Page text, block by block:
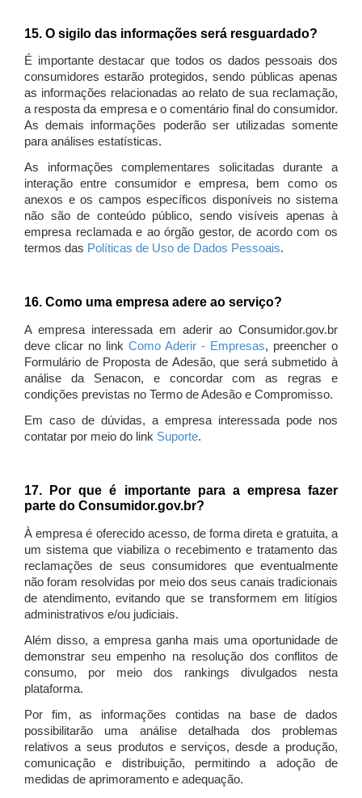
15. O sigilo das informações será resguardado?
É importante destacar que todos os dados pessoais dos
consumidores estarão protegidos, sendo públicas apenas
as informações relacionadas ao relato de sua reclamação,
a resposta da empresa e o comentário final do consumidor.
As demais informações poderão ser utilizadas somente
para análises estatísticas.
As informações complementares solicitadas durante a
interação entre consumidor e empresa, bem como os
anexos e os campos específicos disponíveis no sistema
não são de conteúdo público, sendo visíveis apenas à
empresa reclamada e ao órgão gestor, de acordo com os
termos das Políticas de Uso de Dados Pessoais.
16. Como uma empresa adere ao serviço?
A empresa interessada em aderir ao Consumidor.gov.br
deve clicar no link Como Aderir - Empresas, preencher o
Formulário de Proposta de Adesão, que será submetido à
análise da Senacon, e concordar com as regras e
condições previstas no Termo de Adesão e Compromisso.
Em caso de dúvidas, a empresa interessada pode nos
contatar por meio do link Suporte.
17. Por que é importante para a empresa fazer
parte do Consumidor.gov.br?
À empresa é oferecido acesso, de forma direta e gratuita, a
um sistema que viabiliza o recebimento e tratamento das
reclamações de seus consumidores que eventualmente
não foram resolvidas por meio dos seus canais tradicionais
de atendimento, evitando que se transformem em litígios
administrativos e/ou judiciais.
Além disso, a empresa ganha mais uma oportunidade de
demonstrar seu empenho na resolução dos conflitos de
consumo, por meio dos rankings divulgados nesta
plataforma.
Por fim, as informações contidas na base de dados
possibilitarão uma análise detalhada dos problemas
relativos a seus produtos e serviços, desde a produção,
comunicação e distribuição, permitindo a adoção de
medidas de aprimoramento e adequação.